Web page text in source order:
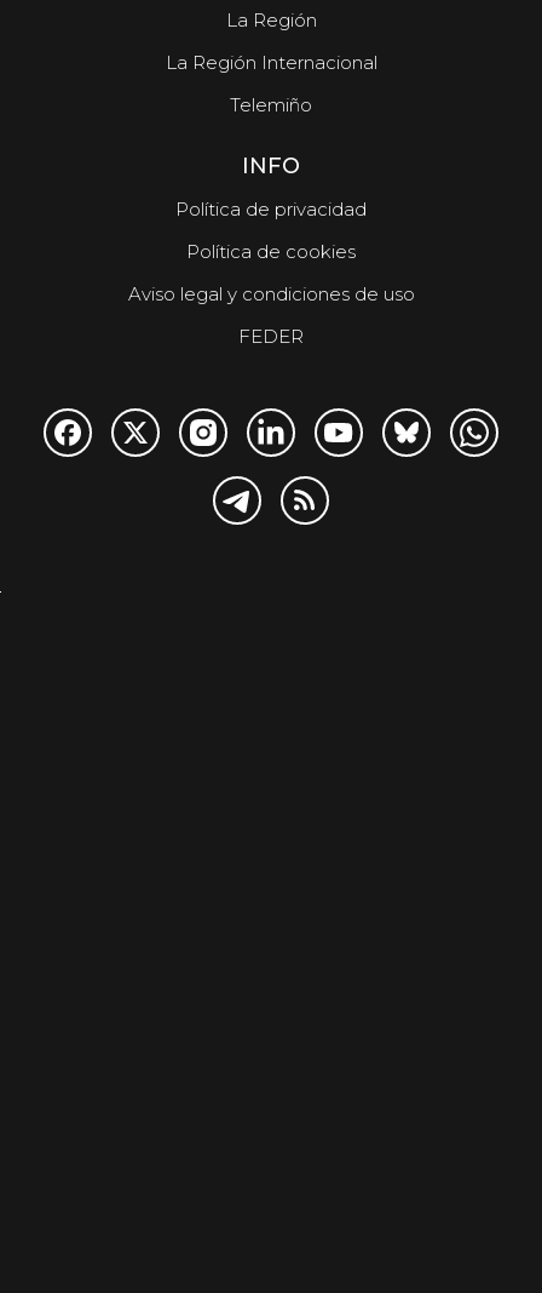
La Región
La Región Internacional
Telemiño
INFO
Política de privacidad
Política de cookies
Aviso legal y condiciones de uso
FEDER